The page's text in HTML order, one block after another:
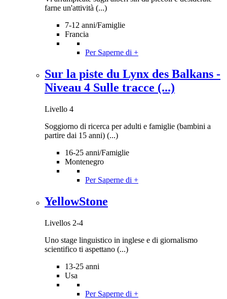
farne un'attività (...)
7-12 anni/Famiglie
Francia
Per Saperne di +
Sur la piste du Lynx des Balkans -
Niveau 4 Sulle tracce (...)
Livello 4
Soggiorno di ricerca per adulti e famiglie (bambini a
partire dai 15 anni) (...)
16-25 anni/Famiglie
Montenegro
Per Saperne di +
YellowStone
Livellos 2-4
Uno stage linguistico in inglese e di giornalismo
scientifico ti aspettano (...)
13-25 anni
Usa
Per Saperne di +